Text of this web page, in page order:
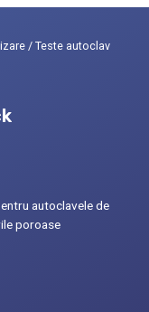
/ Teste autoclav
autoclavele de
poroase